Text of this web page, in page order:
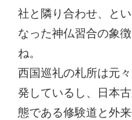
社と隣り合わせ、と
なった神仏習合の象
ね。
西国巡礼の札所は元
発しているし、日本
態である修験道と外